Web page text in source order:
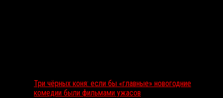
Три чёрных коня: если бы «главные» новогодние
комедии были фильмами ужасов